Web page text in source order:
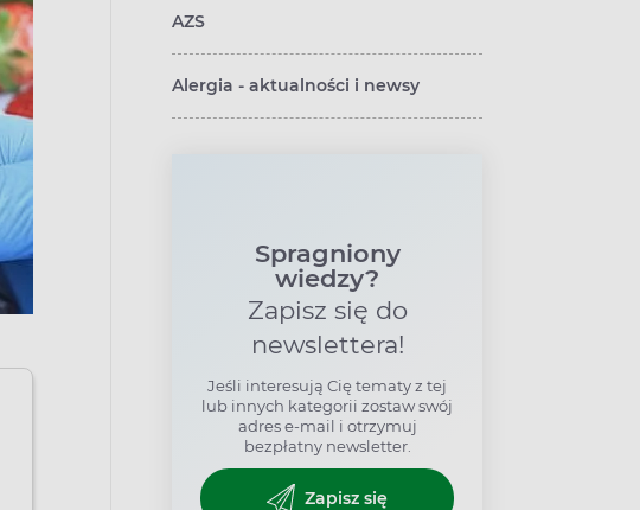
AZS
Alergia - aktualności i newsy
Spragniony
wiedzy?
Zapisz się do
newslettera!
Jeśli interesują Cię tematy z tej
lub innych kategorii zostaw swój
adres e-mail i otrzymuj
bezpłatny newsletter.
Zapisz się